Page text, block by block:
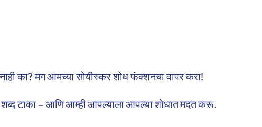
का? मग आमच्या सोयीस्कर शोध फंक्शनचा वापर करा!
शब्द टाका – आणि आम्ही आपल्याला आपल्या शोधात मदत करू.